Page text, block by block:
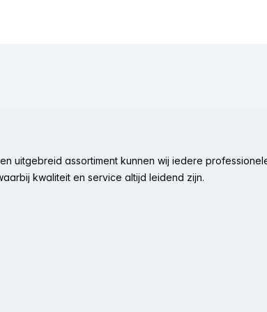
uitgebreid assortiment kunnen wij iedere
kwaliteit en service altijd leidend zijn.